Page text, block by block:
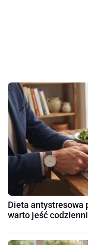
Dieta antystresowa
warto jeść